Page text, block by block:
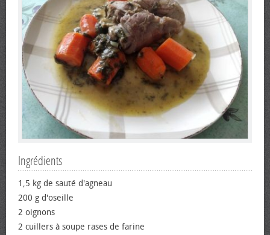
Ingrédients
1,5 kg de sauté d'agneau
200 g d'oseille
2 oignons
2 cuillers à soupe rases de farine